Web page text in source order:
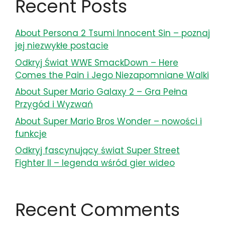
Recent Posts
About Persona 2 Tsumi Innocent Sin – poznaj
jej niezwykłe postacie
Odkryj Świat WWE SmackDown – Here
Comes the Pain i Jego Niezapomniane Walki
About Super Mario Galaxy 2 – Gra Pełna
Przygód i Wyzwań
About Super Mario Bros Wonder – nowości i
funkcje
Odkryj fascynujący świat Super Street
Fighter II – legenda wśród gier wideo
Recent Comments